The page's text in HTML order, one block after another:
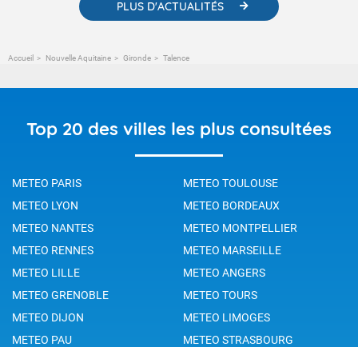
PLUS D'ACTUALITÉS
Accueil Nouvelle Aquitaine Gironde Talence
Top 20 des villes les plus consultées
METEO PARIS
METEO TOULOUSE
METEO LYON
METEO BORDEAUX
METEO NANTES
METEO MONTPELLIER
METEO RENNES
METEO MARSEILLE
METEO LILLE
METEO ANGERS
METEO GRENOBLE
METEO TOURS
METEO DIJON
METEO LIMOGES
METEO PAU
METEO STRASBOURG